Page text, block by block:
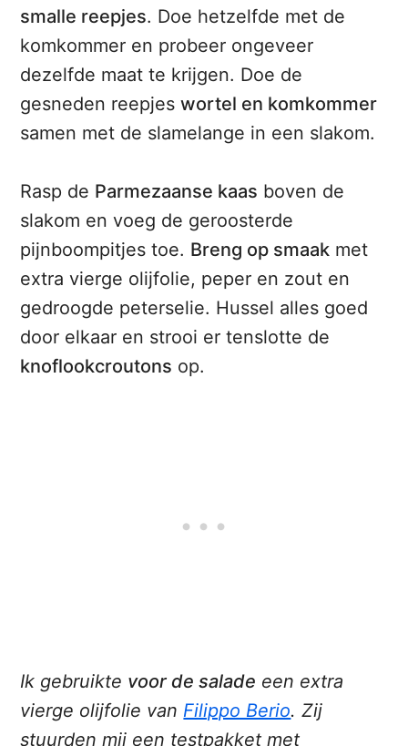
smalle reepjes. Doe hetzelfde met de
komkommer en probeer ongeveer
dezelfde maat te krijgen. Doe de
gesneden reepjeswortel en komkommer
samen met de slamelange in een slakom.
Rasp de Parmezaanse kaas boven de
slakom en voeg de geroosterde
pijnboompitjes toe. Breng op smaak met
extra vierge olijfolie, peper en zout en
gedroogde peterselie. Hussel alles goed
door elkaar en strooi er tenslotte de
knoflookcroutons op.
Ik gebruikte voor de salade een extra
vierge olijfolie van Filippo Berio. Zij
stuurden mij een testpakket met